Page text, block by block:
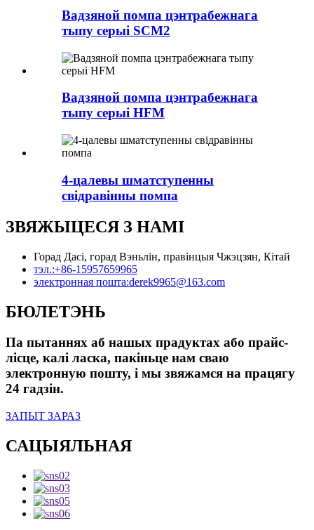
Вадзяной помпа цэнтрабежнага
тыпу серыі SCM2
Вадзяной помпа цэнтрабежнага
тыпу серыі HFM
4-цалевы шматступенны
свідравінны помпа
ЗВЯЖЫЦЕСЯ З НАМІ
Горад Дасі, горад Вэньлін, правінцыя Чжэцзян, Кітай
тэл.:+86-15957659965
электронная пошта:derek9965@163.com
БЮЛЕТЭНЬ
Па пытаннях аб нашых прадуктах або прайс-
лісце, калі ласка, пакіньце нам сваю
электронную пошту, і мы звяжамся на працягу
24 гадзін.
ЗАПЫТ ЗАРАЗ
САЦЫЯЛЬНАЯ